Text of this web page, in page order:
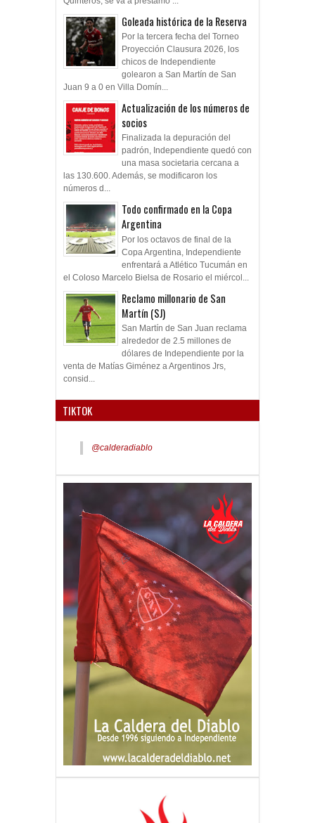
Goleada histórica de la Reserva
Por la tercera fecha del Torneo
Proyección Clausura 2026, los
chicos de Independiente
golearon a San Martín de San
Juan 9 a 0 en Villa Domín...
Actualización de los números de
socios
Finalizada la depuración del
padrón, Independiente quedó con
una masa societaria cercana a
las 130.600. Además, se modificaron los
números d...
Todo confirmado en la Copa
Argentina
Por los octavos de final de la
Copa Argentina, Independiente
enfrentará a Atlético Tucumán en
el Coloso Marcelo Bielsa de Rosario el miércol...
Reclamo millonario de San
Martín (SJ)
San Martín de San Juan reclama
alrededor de 2.5 millones de
dólares de Independiente por la
venta de Matías Giménez a Argentinos Jrs,
consid...
TIKTOK
@calderadiablo